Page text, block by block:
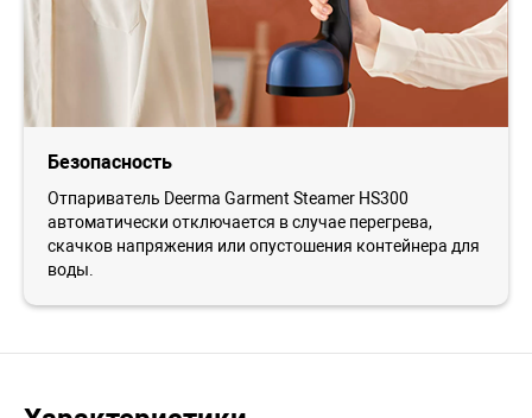
Безопасность
Отпариватель Deerma Garment Steamer HS300
автоматически отключается в случае перегрева,
скачков напряжения или опустошения контейнера для
воды.